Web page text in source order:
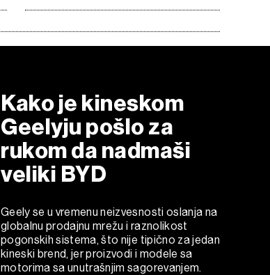
Kako je kineskom
Geelyju pošlo za
rukom da nadmaši
veliki BYD
Geely se u vremenu neizvesnosti oslanja na
globalnu prodajnu mrežu i raznolikost
pogonskih sistema, što nije tipično za jedan
kineski brend, jer proizvodi i modele sa
motorima sa unutrašnjim sagorevanjem.